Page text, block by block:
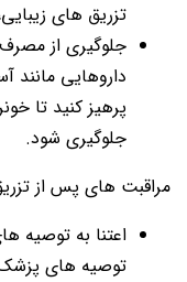
تزریق های
جلوگیری از
داروهایی مانند
پرهیز کنید تا
جلوگیری شود.
مراقبت های پس از
اعتنا به توصیه
توصیه های